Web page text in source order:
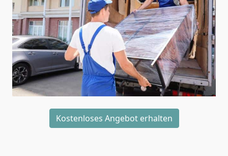
Kostenloses Angebot erhalten